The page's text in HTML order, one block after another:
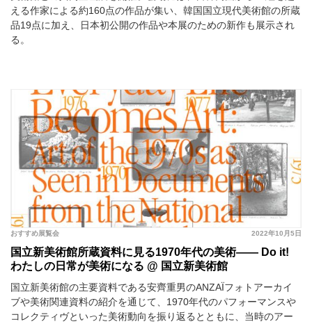
える作家による約160点の作品が集い、韓国国立現代美術館の所蔵
品19点に加え、日本初公開の作品や本展のための新作も展示され
る。
2022年10月5日
おすすめ展覧会
国立新美術館所蔵資料に見る1970年代の美術—— Do it!
わたしの日常が美術になる @ 国立新美術館
国立新美術館の主要資料である安齊重男のANZAÏフォトアーカイ
ブや美術関連資料の紹介を通じて、1970年代のパフォーマンスや
コレクティヴといった美術動向を振り返るとともに、当時のアー